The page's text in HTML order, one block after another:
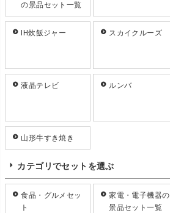
の景品セット一覧
IH炊飯ジャー スカイクルーズ
液晶テレビ ルンバ
山形牛すき焼き
カテゴリでセットを選ぶ
食品・グルメセッ
ト
家電・電子機器の
景品セット一覧